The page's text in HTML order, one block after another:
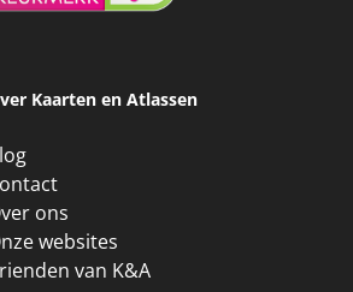
Kaarten en Atlassen
ons
websites
van K&A